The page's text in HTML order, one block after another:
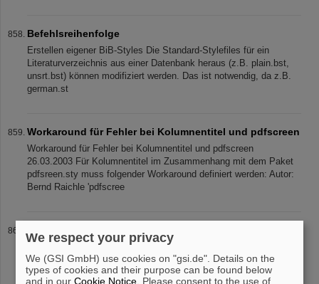
Befehlsreihenfolge
Erstellen eigener BiB-Styles Die Standard-Stylefiles für ein
Literaturverzeichnis aus einer Datenbank heraus (z.B. plain.bst,
unsrt.bst) können modifiziert werden. Das ist notwendig, da z.B.
german.st
Workaround für Fehler bei Kolumnentitel und pdfscreen
Workaround für Fehler bei Kolumnentitel und pdfscreen
26.03.2003 Für Kolumnentitel im Zusammenhang mit dem Paket
pdfsreen.sty muss folgender Workaround definiert werden: Autor:
Bernd Raichle 'pdfscree
« .... 81 82 83 84 85 86 87 88 89
We respect your privacy
We (GSI GmbH) use cookies on "gsi.de". Details on the
types of cookies and their purpose can be found below
and in ourCookie Notice . Please consent to the use of